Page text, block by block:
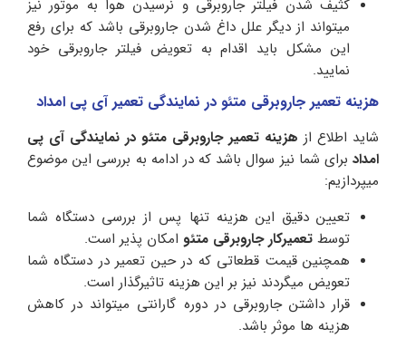
کثیف شدن فیلتر جاروبرقی و نرسیدن هوا به موتور نیز
میتواند از دیگر علل داغ شدن جاروبرقی باشد که برای رفع
این مشکل باید اقدام به تعویض فیلتر جاروبرقی خود
نمایید.
هزینه تعمیر جاروبرقی متئو در نمایندگی تعمیر آی پی امداد
شاید اطلاع از هزینه تعمیر جاروبرقی متئو در نمایندگی آی پی
امداد برای شما نیز سوال باشد که در ادامه به بررسی این موضوع
میپردازیم:
تعیین دقیق این هزینه تنها پس از بررسی دستگاه شما
توسط تعمیرکار جاروبرقی متئو امکان پذیر است.
همچنین قیمت قطعاتی که در حین تعمیر در دستگاه شما
تعویض میگردند نیز بر این هزینه تاثیرگذار است.
قرار داشتن جاروبرقی در دوره گارانتی میتواند در کاهش
هزینه ها موثر باشد.